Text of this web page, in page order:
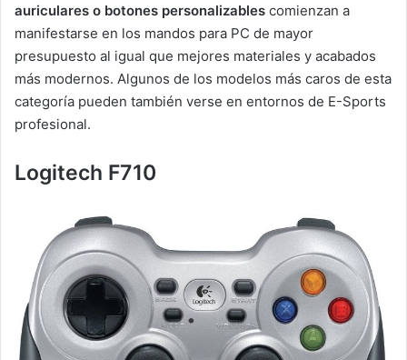
auriculares o botones personalizables comienzan a
manifestarse en los mandos para PC de mayor
presupuesto al igual que mejores materiales y acabados
más modernos. Algunos de los modelos más caros de esta
categoría pueden también verse en entornos de E-Sports
profesional.
Logitech F710